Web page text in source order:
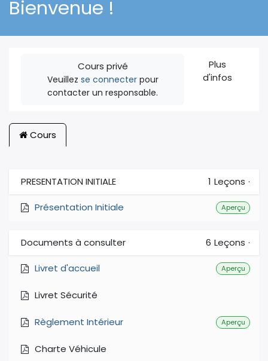
Bienvenue !
Cours privé
Veuillez se connecterpour
contacter un responsable.
Plus
d'infos
Cours
PRESENTATION INITIALE 1 Leçons ·
Présentation Initiale Aperçu
Documents à consulter 6 Leçons ·
Livret d'accueil Aperçu
Livret Sécurité
Règlement Intérieur Aperçu
Charte Véhicule